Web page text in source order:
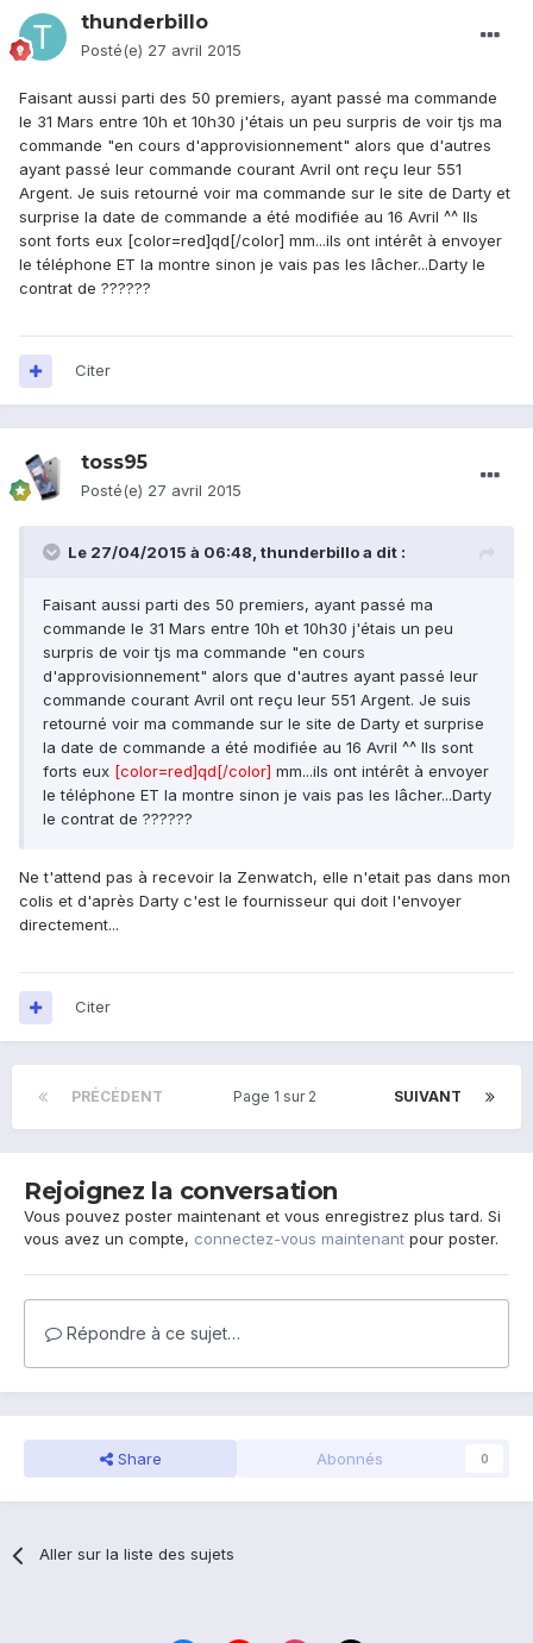
thunderbillo
Posté(e) 27 avril 2015
Faisant aussi parti des 50 premiers, ayant passé ma commande
le 31 Mars entre 10h et 10h30 j'étais un peu surpris de voir tjs ma
commande "en cours d'approvisionnement" alors que d'autres
ayant passé leur commande courant Avril ont reçu leur 551
Argent. Je suis retourné voir ma commande sur le site de Darty et
surprise la date de commande a été modifiée au 16 Avril ^^ Ils
sont forts eux [color=red]qd[/color] mm...ils ont intérêt à envoyer
le téléphone ET la montre sinon je vais pas les lâcher...Darty le
contrat de ??????
Citer
toss95
Posté(e) 27 avril 2015
Le 27/04/2015 à 06:48, thunderbillo a dit :
Faisant aussi parti des 50 premiers, ayant passé ma
commande le 31 Mars entre 10h et 10h30 j'étais un peu
surpris de voir tjs ma commande "en cours
d'approvisionnement" alors que d'autres ayant passé leur
commande courant Avril ont reçu leur 551 Argent. Je suis
retourné voir ma commande sur le site de Darty et surprise
la date de commande a été modifiée au 16 Avril ^^ Ils sont
forts eux [color=red]qd[/color] mm...ils ont intérêt à envoyer
le téléphone ET la montre sinon je vais pas les lâcher...Darty
le contrat de ??????
Ne t'attend pas à recevoir la Zenwatch, elle n'etait pas dans mon
colis et d'après Darty c'est le fournisseur qui doit l'envoyer
directement...
Citer
PRÉCÉDENT SUIVANT
Page 1 sur 2
Rejoignez la conversation
Vous pouvez poster maintenant et vous enregistrez plus tard. Si
vous avez un compte, connectez-vous maintenant pour poster.
Répondre à ce sujet…
Share Abonnés 0
Aller sur la liste des sujets